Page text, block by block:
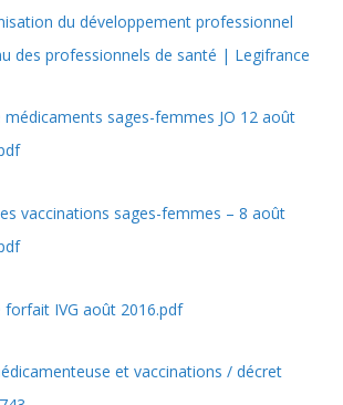
du développement professionnel
des professionnels de santé | Legifrance
médicaments sages-femmes JO 12 août
vaccinations sages-femmes – 8 août
forfait IVG août 2016.pdf
et vaccinations / décret